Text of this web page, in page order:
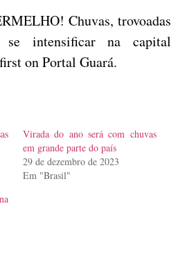
Chuvas, trovoadas
se intensificar na capital
on Portal Guará.
Virada do ano será com chuvas
em grande parte do país
29 de dezembro de 2023
Em "Brasil"